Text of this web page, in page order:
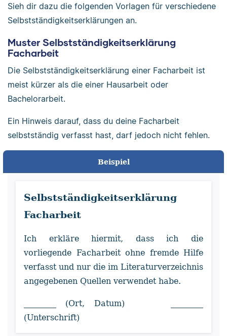
Sieh dir dazu die folgenden Vorlagen für verschiedene
Selbstständigkeitserklärungen an.
Muster Selbstständigkeitserklärung
Facharbeit
Die Selbstständigkeitserklärung einer Facharbeit ist
meist kürzer als die einer Hausarbeit oder
Bachelorarbeit.
Ein Hinweis darauf, dass du deine Facharbeit
selbstständig verfasst hast, darf jedoch nicht fehlen.
Beispiel
Selbstständigkeitserklärung
Facharbeit
Ich erkläre hiermit, dass ich die
vorliegende Facharbeit ohne fremde Hilfe
verfasst und nur die im Literaturverzeichnis
angegebenen Quellen verwendet habe.
________ (Ort, Datum) ________
(Unterschrift)